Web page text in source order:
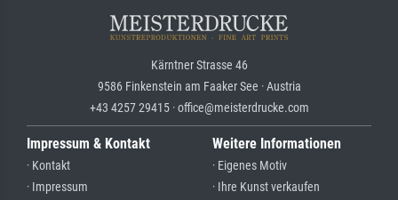
Kärntner Strasse 46
9586 Finkenstein am Faaker See · Austria
+43 4257 29415 · office@meisterdrucke.com
Impressum & Kontakt
· Kontakt
· Impressum
Weitere Informationen
· Eigenes Motiv
· Ihre Kunst verkaufen